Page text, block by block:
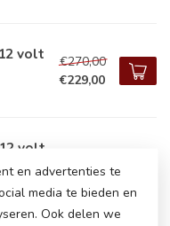
volt
€270,00
€229,00
volt
€249,00
en advertenties te
media te bieden en
Ook delen we